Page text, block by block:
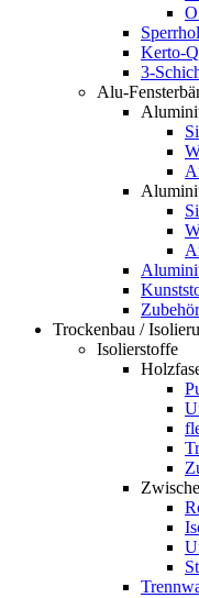
Kerto-
3-
Alu-
Trockenbau /
Isolierstoffe